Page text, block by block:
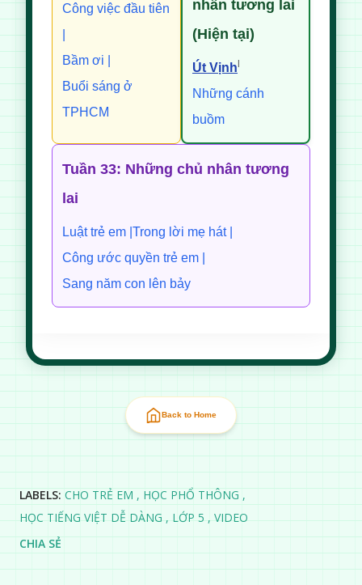
Công việc đầu tiên
Bầm ơi |
Buổi sáng ở
TPHCM
nhân tương lai
(Hiện tại)
Út Vịnh|
Những cánh
buồm
Tuần 33: Những chủ nhân tương
lai
Luật trẻ em | Trong lời mẹ hát |
Công ước quyền trẻ em |
Sang năm con lên bảy
Back to Home
LABELS: CHO TRẺ EM
HỌC PHỔ THÔNG
HỌC TIẾNG VIỆT DỄ DÀNG LỚP 5 VIDEO
CHIA SẺ